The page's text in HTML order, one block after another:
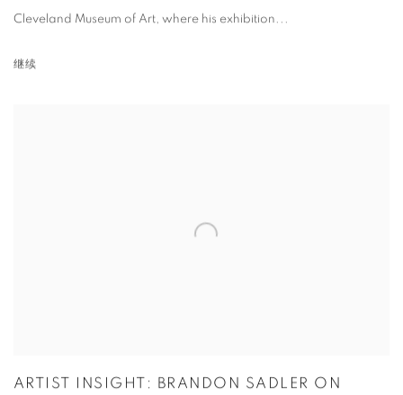
Cleveland Museum of Art, where his exhibition...
继续
ARTIST INSIGHT: BRANDON SADLER ON